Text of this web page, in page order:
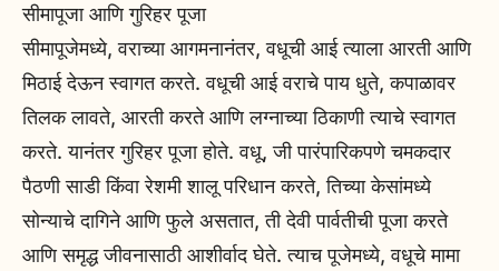
सीमापूजा आणि गुरिहर पूजा
सीमापूजेमध्ये, वराच्या आगमनानंतर, वधूची आई त्याला आरती आणि
मिठाई देऊन स्वागत करते. वधूची आई वराचे पाय धुते, कपाळावर
तिलक लावते, आरती करते आणि लग्नाच्या ठिकाणी त्याचे स्वागत
करते. यानंतर गुरिहर पूजा होते. वधू, जी पारंपारिकपणे चमकदार
पैठणी साडी किंवा रेशमी शालू परिधान करते, तिच्या केसांमध्ये
सोन्याचे दागिने आणि फुले असतात, ती देवी पार्वतीची पूजा करते
आणि समृद्ध जीवनासाठी आशीर्वाद घेते. त्याच पूजेमध्ये, वधूचे मामा